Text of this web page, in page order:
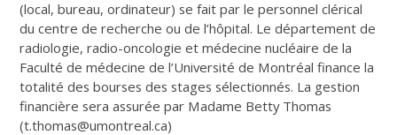
(local, bureau, ordinateur) se fait par le personnel clérical
du centre de recherche ou de l’hôpital. Le département de
radiologie, radio-oncologie et médecine nucléaire de la
Faculté de médecine de l’Université de Montréal finance la
totalité des bourses des stages sélectionnés. La gestion
financière sera assurée par Madame Betty Thomas
(t.thomas@umontreal.ca)